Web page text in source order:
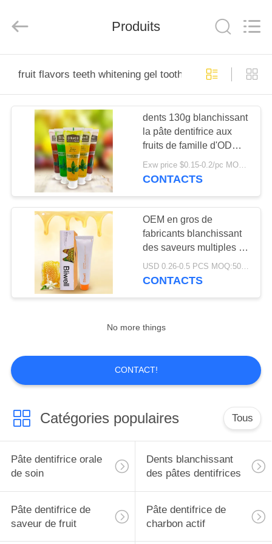
PRODUITS
VIDÉOS
SUJET
NOUS
VISITE
D'USINE
DE
QUALITÉ
CONTACTEZ-
NOUS
DEMANDEZ
UNE
CITATION
ORAL
CARE
Produits
fruit flavors teeth whitening gel toothpaste
dents 130g blanchissant
la pâte dentifrice aux
fruits de famille d'ODM
de pâte dentifrice de gel
pour des adultes
Exw price $0.15-0.2/pc MOQ:500pcs-30000pcs
CONTACTS
OEM en gros de
fabricants blanchissant
des saveurs multiples de
pâte dentifrice pour les
enquêtes bienvenues de
USD 0.26-0.5 PCS MOQ:500pcs-30000pcs
CONTACTS
No more things
CONTACT!
Catégories populaires Tous
Pâte dentifrice orale
de soin
Dents blanchissant
des pâtes dentifrices
Pâte dentifrice de
saveur de fruit
Pâte dentifrice de
charbon actif